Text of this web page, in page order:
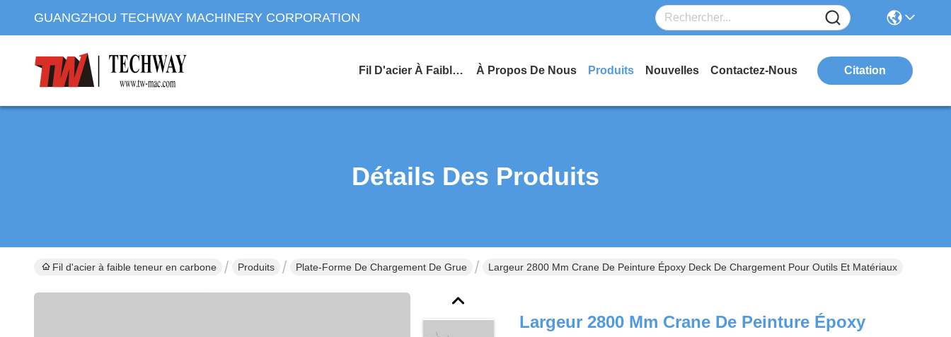
GUANGZHOU TECHWAY MACHINERY CORPORATION
Fil D'acier À Faible Teneur En Carbone À Propos De Nous Produits Nouvelles Contactez-Nous Citation
Détails Des Produits
Fil d'acier à faible teneur en carbone Produits Plate-Forme De Chargement De Grue Largeur 2800 Mm Crane De Peinture Époxy Deck De Chargement Pour Outils Et Matériaux
Largeur 2800 Mm Crane De Peinture Époxy